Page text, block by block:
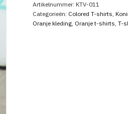
Bier
Premium
aantal
Artikelnummer: KTV-011
Categorieën: Colored T-shirts,
Oranje kleding, Oranje t-shirts,T-